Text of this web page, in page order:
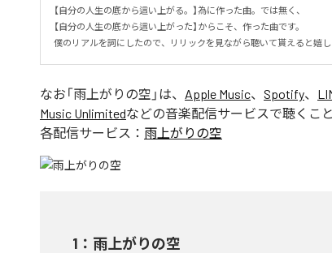
【自分の人生の底から這い上がる。】為に作った曲。では無く、
【自分の人生の底から這い上がった】からこそ、作った曲です。
僕のリアルを詞にしたので、リリックを見ながら聴いて貰えると嬉し
なお「雨上がりの空 」は、 Apple Music、 Spotify、
Music Unlimitedなどの音楽配信サービスで聴くこ
各配信サービス： 雨上がりの空
1 ： 雨上がりの空